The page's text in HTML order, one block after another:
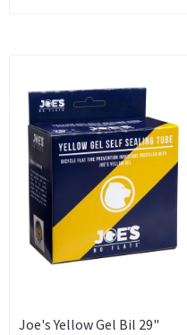
Joe's Yellow Gel Bil 29"